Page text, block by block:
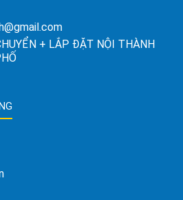
+ LẮP ĐẶT NỘI THÀNH